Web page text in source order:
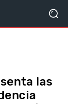
las